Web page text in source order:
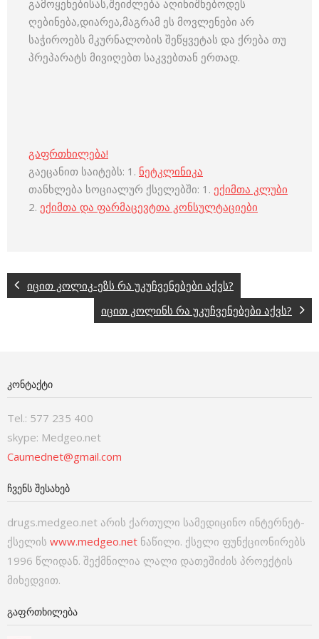
გამოყენებისას,შეიძლება აღინიშნებოდეს
ღებინება,დიარეა,მაგრამ ეს მოვლენები არ
საჭიროებს მკურნალობის შეწყვეტას და ქრება თუ
პრეპარატს მივიღებთ საკვებთან ერთად.
გაფრთხილება!
გაეცანით საიტებს: 1. ნეტკლინიკა
თანხლება სოციალურ ქსელებში: 1. ექიმთა კლუბი
2. ექიმთა და ფარმაცევტთა კონსულტაციები
იცით კოლიკ-ეზს რა უკუჩვენებები აქვს?
იცით კოლინს რა უკუჩვენებები აქვს?
ᲙᲝᲜᲢᲐᲥᲢᲘ
Tel.: 577 235 400
skype: Medgeo.net
Caumednet@gmail.com
ᲩᲕᲔᲜᲡ ᲨᲔᲡᲐᲮᲔᲑ
drugs.medgeo.net არის ქართული სამედიცინო ინტერნეტ-
ქსელის www.medgeo.net ნაწილი. ქსელი ფუნქციონირებს
1996 წლიდან. შექმნილია ლალი დათეშიძის პროექტის
მიხედვით.
ᲒᲐᲤᲠᲗᲮᲘᲚᲔᲑᲐ